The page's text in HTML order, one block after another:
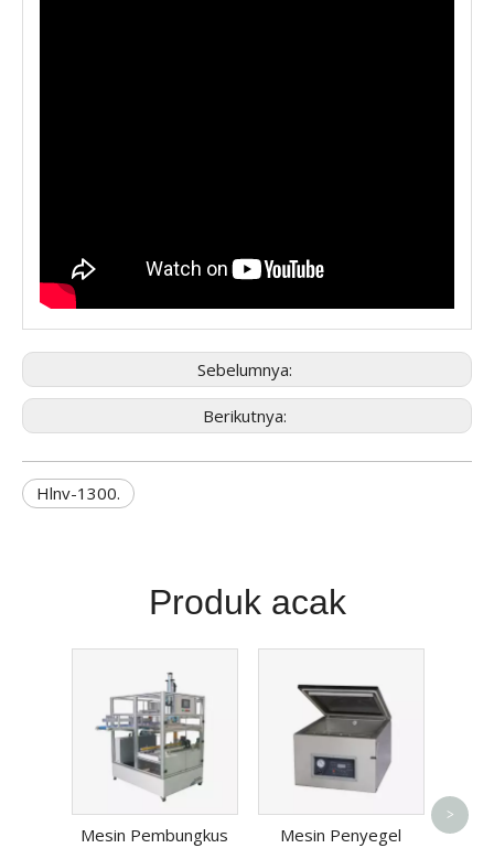
Sebelumnya:
Berikutnya:
Hlnv-1300.
Produk acak
Mesin Pembungkus
Mesin Penyegel
>